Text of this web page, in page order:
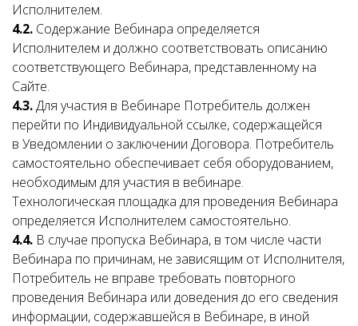
Исполнителем.
4.2. Содержание Вебинара определяется
Исполнителем и должно соответствовать описанию
соответствующего Вебинара, представленному на
Сайте.
4.3.Для участия в Вебинаре Потребитель должен
перейти по Индивидуальной ссылке, содержащейся
в Уведомлении о заключении Договора. Потребитель
самостоятельно обеспечивает себя оборудованием,
необходимым для участия в вебинаре.
Технологическая площадка для проведения Вебинара
определяется Исполнителем самостоятельно.
4.4. В случае пропуска Вебинара, в том числе части
Вебинара по причинам, не зависящим от Исполнителя,
Потребитель не вправе требовать повторного
проведения Вебинара или доведения до его сведения
информации, содержавшейся в Вебинаре, в иной